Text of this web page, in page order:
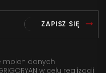
ZAPISZ SIĘ
moich danych
w celu realizacji